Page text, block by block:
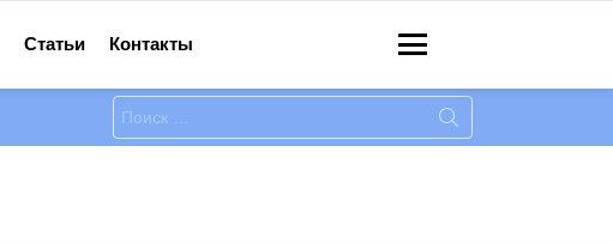
Статьи Контакты
Искать: